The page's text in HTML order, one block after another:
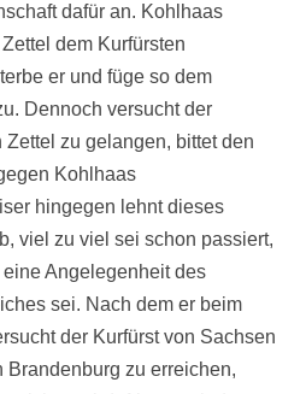
dafür an. Kohlhaas
dem Kurfürsten
er und füge so dem
Dennoch versucht der
Zettel zu gelangen, bittet den
Kohlhaas
hingegen lehnt dieses
viel zu viel sei schon passiert,
Angelegenheit des
sei. Nach dem er beim
der Kurfürst von Sachsen
Brandenburg zu erreichen,